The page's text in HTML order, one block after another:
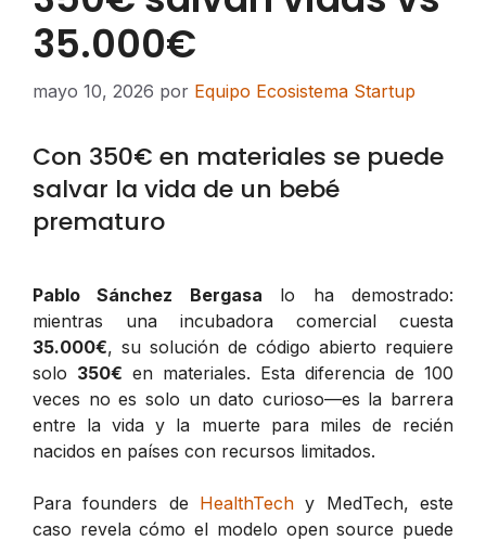
35.000€
mayo 10, 2026 por Equipo Ecosistema Startup
Con 350€ en materiales se puede
salvar la vida de un bebé
prematuro
Pablo Sánchez Bergasa lo ha demostrado:
mientras una incubadora comercial cuesta
35.000€, su solución de código abierto requiere
solo 350€ en materiales. Esta diferencia de 100
veces no es solo un dato curioso—es la barrera
entre la vida y la muerte para miles de recién
nacidos en países con recursos limitados.
Para founders de HealthTech y MedTech, este
caso revela cómo el modelo open source puede